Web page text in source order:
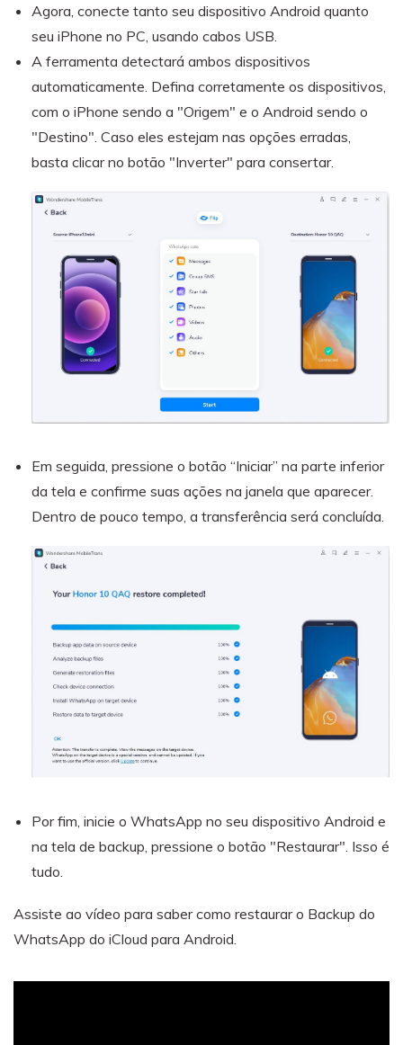
Agora, conecte tanto seu dispositivo Android quanto
seu iPhone no PC, usando cabos USB.
A ferramenta detectará ambos dispositivos
automaticamente. Defina corretamente os dispositivos,
com o iPhone sendo a "Origem" e o Android sendo o
"Destino". Caso eles estejam nas opções erradas,
basta clicar no botão "Inverter" para consertar.
Em seguida, pressione o botão “Iniciar” na parte inferior
da tela e confirme suas ações na janela que aparecer.
Dentro de pouco tempo, a transferência será concluída.
Por fim, inicie o WhatsApp no seu dispositivo Android e
na tela de backup, pressione o botão "Restaurar". Isso é
tudo.
Assiste ao vídeo para saber como restaurar o Backup do
WhatsApp do iCloud para Android.